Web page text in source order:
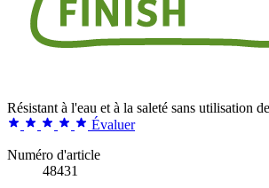
Résistant à l'eau et à la saleté sans utilisation
Évaluer
Numéro d'article
48431